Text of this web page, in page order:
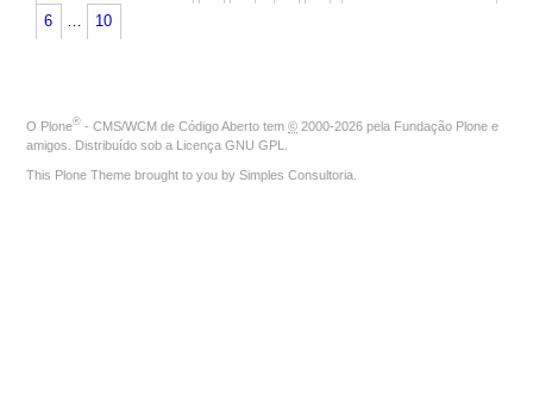
6 … 10
O Plone® - CMS/WCM de Código Aberto tem © 2000-2026 pela Fundação Plone e
amigos. Distribuído sob a Licença GNU GPL
This Plone Theme brought to you by Simples Consultoria